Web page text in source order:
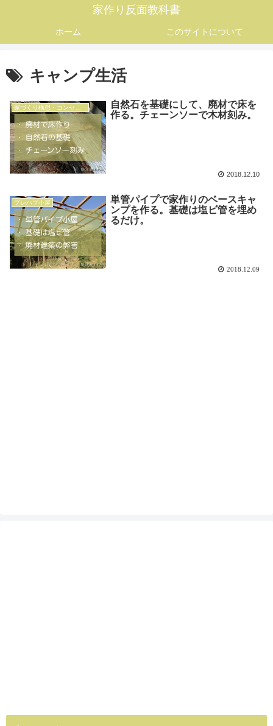
家作り反面教科書
ホーム このサイトについて
キャンプ生活
家づくり構想・コンセプト
自然石を基礎にして、廃材で床を
作る。チェーンソーで木材刻み。
2018.12.10
プレハブ小屋
単管パイプで家作りのベースキャ
ンプを作る。基礎は塩ビ管を埋め
るだけ。
2018.12.09